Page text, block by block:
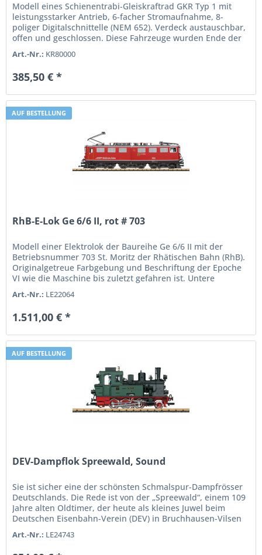
Modell eines Schienentrabi-Gleiskraftrad GKR Typ 1 mit
leistungsstarker Antrieb, 6-facher Stromaufnahme, 8-
poliger Digitalschnittelle (NEM 652). Verdeck austauschbar,
offen und geschlossen. Diese Fahrzeuge wurden Ende der
Art.-Nr.: KR80000
385,50 € *
AUF BESTELLUNG
RhB-E-Lok Ge 6/6 II, rot # 703
Modell einer Elektrolok der Baureihe Ge 6/6 II mit der
Betriebsnummer 703 St. Moritz der Rhätischen Bahn (RhB).
Originalgetreue Farbgebung und Beschriftung der Epoche
VI wie die Maschine bis zuletzt gefahren ist. Untere
Art.-Nr.: LE22064
1.511,00 € *
AUF BESTELLUNG
DEV-Dampflok Spreewald, Sound
Sie ist sicher eine der schönsten Schmalspur-Dampfrösser
Deutschlands. Die Rede ist von der „Spreewald“, einem 109
Jahre alten Oldtimer, der heute als kleines Juwel beim
Deutschen Eisenbahn-Verein (DEV) in Bruchhausen-Vilsen
Art.-Nr.: LE24743